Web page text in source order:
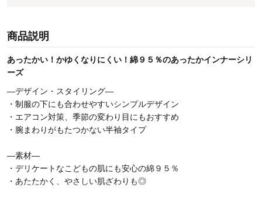
商品説明
あったかい！かゆくなりにくい！綿９５％のあったかインナーシリ
ーズ
―デザイン・スタイリング―
・制服の下にも合わせやすいシンプルデザイン
・エアコン対策、季節の変わり目にもおすすめ
・腕まわりがもたつかない半袖タイプ
―素材―
・デリケートなこどもの肌にも安心の綿９５％
・あたたかく、やさしい肌ざわりも◎